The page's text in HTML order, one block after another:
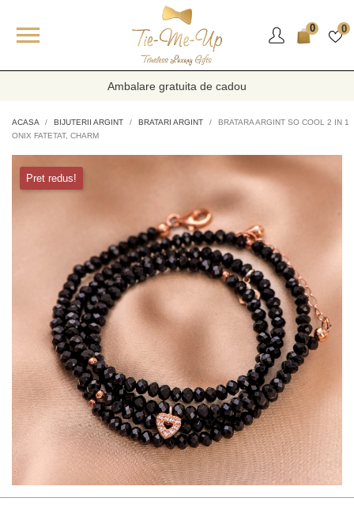
 0 0
Ambalare gratuita de cadou
ACASA BIJUTERII ARGINT BRATARI ARGINT
BRATARA ARGINT SO COOL 2 IN 1
ONIX FATETAT, CHARM
Pret redus!